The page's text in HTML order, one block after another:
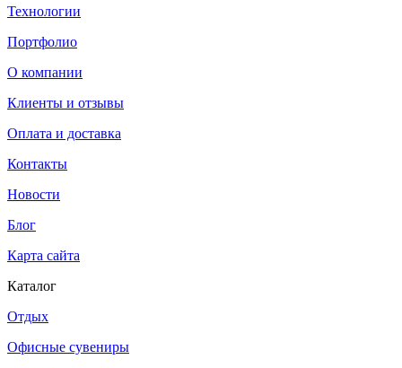
Технологии
Портфолио
О компании
Клиенты и отзывы
Оплата и доставка
Контакты
Новости
Блог
Карта сайта
Каталог
Отдых
Офисные сувениры